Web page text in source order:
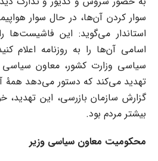
سوار کردن آن‌ها، در حال سوار
استاندار می‌گوید: این فاشیست‌ها
اسامی آن‌ها را به روزنامه اعلام
سیاسی وزارت کشور، معاون سیاسی
تهدید می‌کند که دستور می‌دهد همۀ
گزارش سازمان بازرسی، این
بیشتر مردم بود.
محکومیت معاون سیاسی وزیر